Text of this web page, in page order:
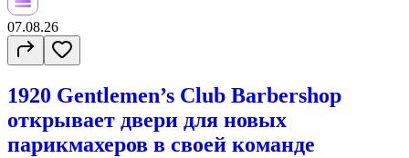
07.08.26
1920 Gentlemen’s Club Barbershop
открывает двери для новых
парикмахеров в своей команде